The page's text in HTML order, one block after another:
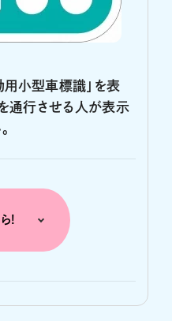
小型車標識」を表
通行させる人が表示
!